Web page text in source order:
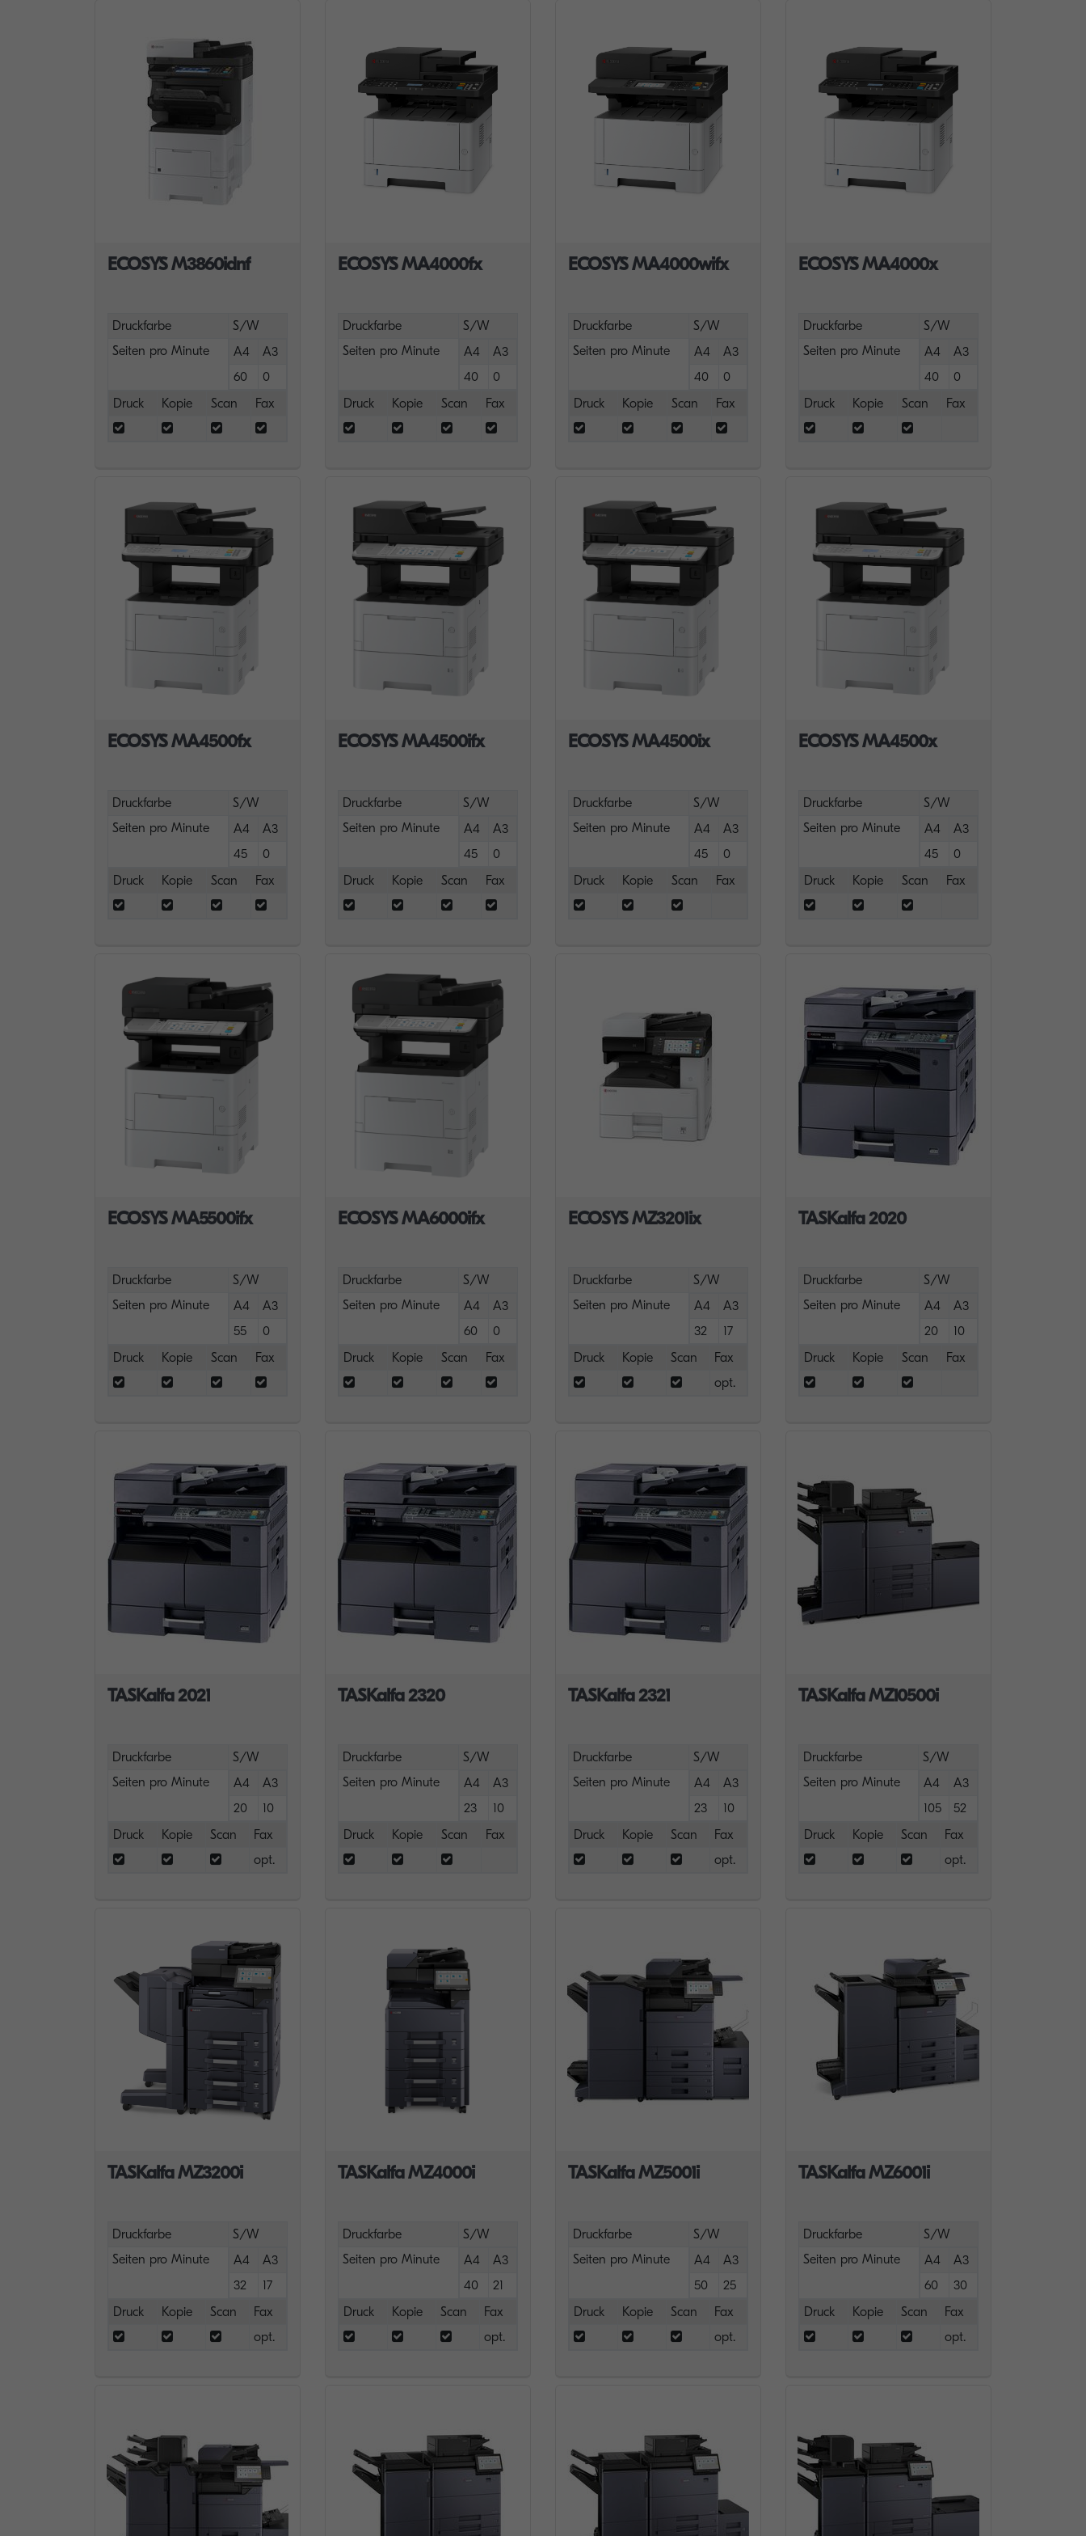
ECOSYS M3860idnf
Druckfarbe
S/W
Seiten pro Minute
A4
A3
60
0
Druck
Kopie Scan Fax
ECOSYS MA4000fx
Druckfarbe
S/W
Seiten pro Minute
A4
A3
40
0
Druck
Kopie Scan Fax
ECOSYS MA4000wifx
Druckfarbe
S/W
Seiten pro Minute
A4
A3
40
0
Druck
Kopie Scan Fax
ECOSYS MA4000x
Druckfarbe
S/W
Seiten pro Minute
A4
A3
40
0
Druck
Kopie Scan Fax
ECOSYS MA4500fx
Druckfarbe
S/W
Seiten pro Minute
A4
A3
45
0
Druck
Kopie Scan Fax
ECOSYS MA4500ifx
Druckfarbe
S/W
Seiten pro Minute
A4
A3
45
0
Druck
Kopie Scan Fax
ECOSYS MA4500ix
Druckfarbe
S/W
Seiten pro Minute
A4
A3
45
0
Druck
Kopie Scan Fax
ECOSYS MA4500x
Druckfarbe
S/W
Seiten pro Minute
A4
A3
45
0
Druck
Kopie Scan Fax
ECOSYS MA5500ifx
Druckfarbe
S/W
Seiten pro Minute
A4
A3
55
0
Druck
Kopie Scan Fax
ECOSYS MA6000ifx
Druckfarbe
S/W
Seiten pro Minute
A4
A3
60
0
Druck
Kopie Scan Fax
ECOSYS MZ3201ix
Druckfarbe
S/W
Seiten pro Minute
A4
A3
32
17
Druck
Kopie Scan
Fax
opt.
TASKalfa 2020
Druckfarbe
S/W
Seiten pro Minute
A4
A3
20
10
Druck
Kopie Scan Fax
TASKalfa 2021
Druckfarbe
S/W
Seiten pro Minute
A4
A3
20
10
Druck
Kopie Scan
Fax
opt.
TASKalfa 2320
Druckfarbe
S/W
Seiten pro Minute
A4
A3
23
10
Druck
Kopie Scan Fax
TASKalfa 2321
Druckfarbe
S/W
Seiten pro Minute
A4
A3
23
10
Druck
Kopie Scan
Fax
opt.
TASKalfa MZ10500i
Druckfarbe
S/W
Seiten pro Minute
A4
A3
105
52
Druck
Kopie Scan
Fax
opt.
TASKalfa MZ3200i
Druckfarbe
S/W
Seiten pro Minute
A4
A3
32
17
Druck
Kopie Scan
Fax
opt.
TASKalfa MZ4000i
Druckfarbe
S/W
Seiten pro Minute
A4
A3
40
21
Druck
Kopie Scan
Fax
opt.
TASKalfa MZ5001i
Druckfarbe
S/W
Seiten pro Minute
A4
A3
50
25
Druck
Kopie Scan
Fax
opt.
TASKalfa MZ6001i
Druckfarbe
S/W
Seiten pro Minute
A4
A3
60
30
Druck
Kopie Scan
Fax
opt.